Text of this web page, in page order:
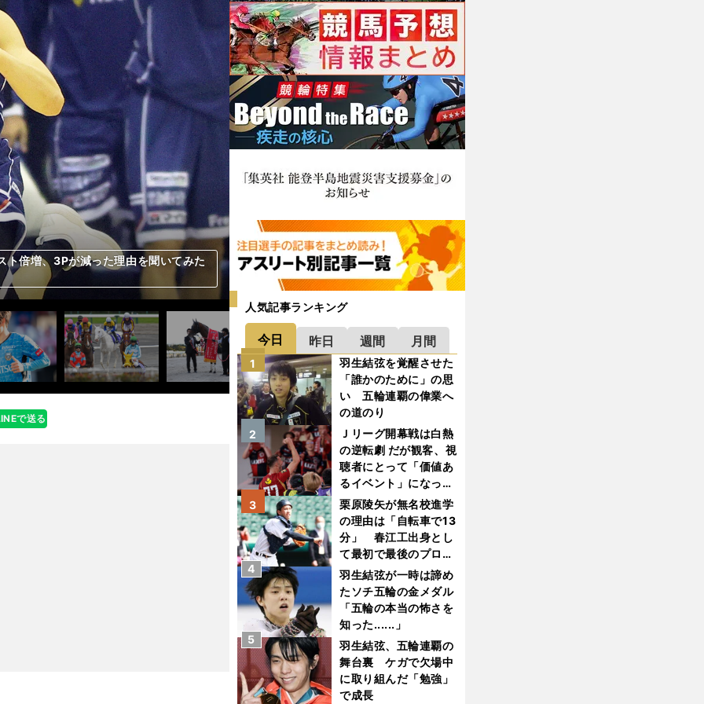
。「ヤットからは刺激をもらう」
そこから起こった心境の変化、移籍を
ト倍増、3Pが減った理由を聞いてみた
ーとしても「サッカーを盛り上げた
スタ・ジャパン」を夢見て
レ」中村憲剛の魂を受け継ぐ男
など好転材料が複数ある
うな２頭をピックアップ
が乗る人気薄で一発狙い
９歳馬が得意舞台で大激走の気配
頭の中から選んだ本命は？
まくるGK、なんでもできるFW、展開
んが注目チームの見どころを紹介
で送る
人気記事ランキング
今日 昨日 週間 月間
羽生結弦を覚醒させた
「誰かのために」の思
い 五輪連覇の偉業へ
の道のり
1
Ｊリーグ開幕戦は白熱
の逆転劇 だが観客、視
聴者にとって「価値あ
るイベント」になって
いたか
2
栗原陵矢が無名校進学
の理由は「自転車で13
分」 春江工出身とし
て最初で最後のプロ野
球選手となった
3
羽生結弦が一時は諦め
たソチ五輪の金メダル
「五輪の本当の怖さを
知った......」
4
羽生結弦、五輪連覇の
舞台裏 ケガで欠場中
に取り組んだ「勉強」
で成長
5